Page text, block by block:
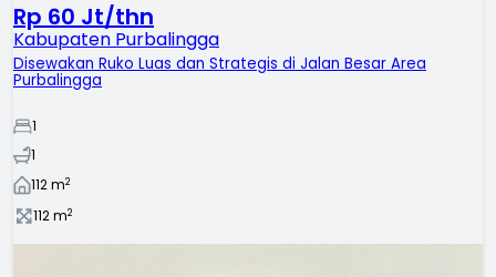
Rp 60 Jt/thn
Kabupaten Purbalingga
Disewakan Ruko Luas dan Strategis di Jalan Besar Area
Purbalingga
1
1
112m2
112m2